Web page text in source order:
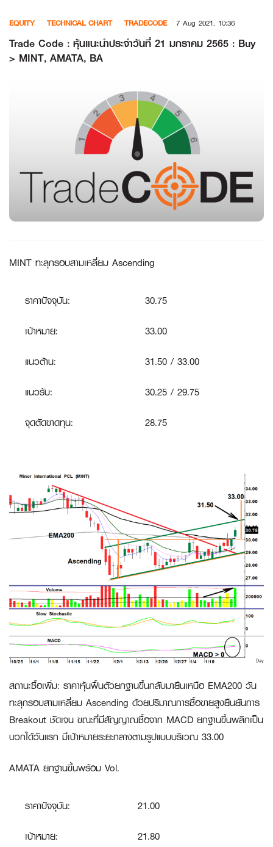
content
EQUITY TECHNICAL CHART TRADECODE 7 Aug 2021, 10:36
Trade Code : หุ้นแนะนำประจำวันที่ 21 มกราคม 2565 : Buy
> MINT, AMATA, BA
MINT ทะลุกรอบสามเหลี่ยม Ascending
ราคาปัจจุบัน:
30.75
เป้าหมาย:
33.00
แนวต้าน:
31.50 / 33.00
แนวรับ:
30.25 / 29.75
จุดตัดขาดทุน: 28.75
สถานะซื้อเพิ่ม: ราคาหุ้นฟื้นตัวยกฐานขึ้นกลับมายืนเหนือ EMA200 วัน
ทะลุกรอบสามเหลี่ยม Ascending ด้วยปริมาณการซื้อขายสูงยืนยันการ
Breakout ชัดเจน ขณะที่มีสัญญาณซื้อจาก MACD ยกฐานขึ้นพลิกเป็น
บวกได้วันแรก มีเป้าหมายระยะกลางตามรูปแบบบริเวณ 33.00
AMATA ยกฐานขึ้นพร้อม Vol.
ราคาปัจจุบัน:
21.00
เป้าหมาย:
21.80